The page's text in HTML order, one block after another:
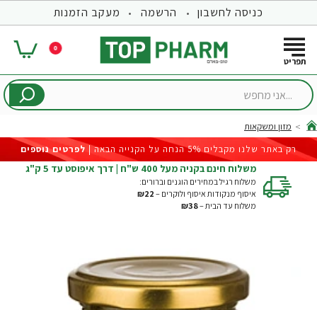
כניסה לחשבון הרשמה מעקב הזמנות
0
...אני
home
מזון ומשקאות
רק באתר שלנו מקבלים 5% הנחה על הקנייה הבאה |
לפרטים נוספים
משלוח חינם בקניה מעל 400 ש"ח | דרך איפוסט עד 5 ק"ג
משלוח רגיל במחירים הוגנים וברורים:
איסוף מנקודות איסוף ולוקרים – ₪22
משלוח עד הבית –₪38